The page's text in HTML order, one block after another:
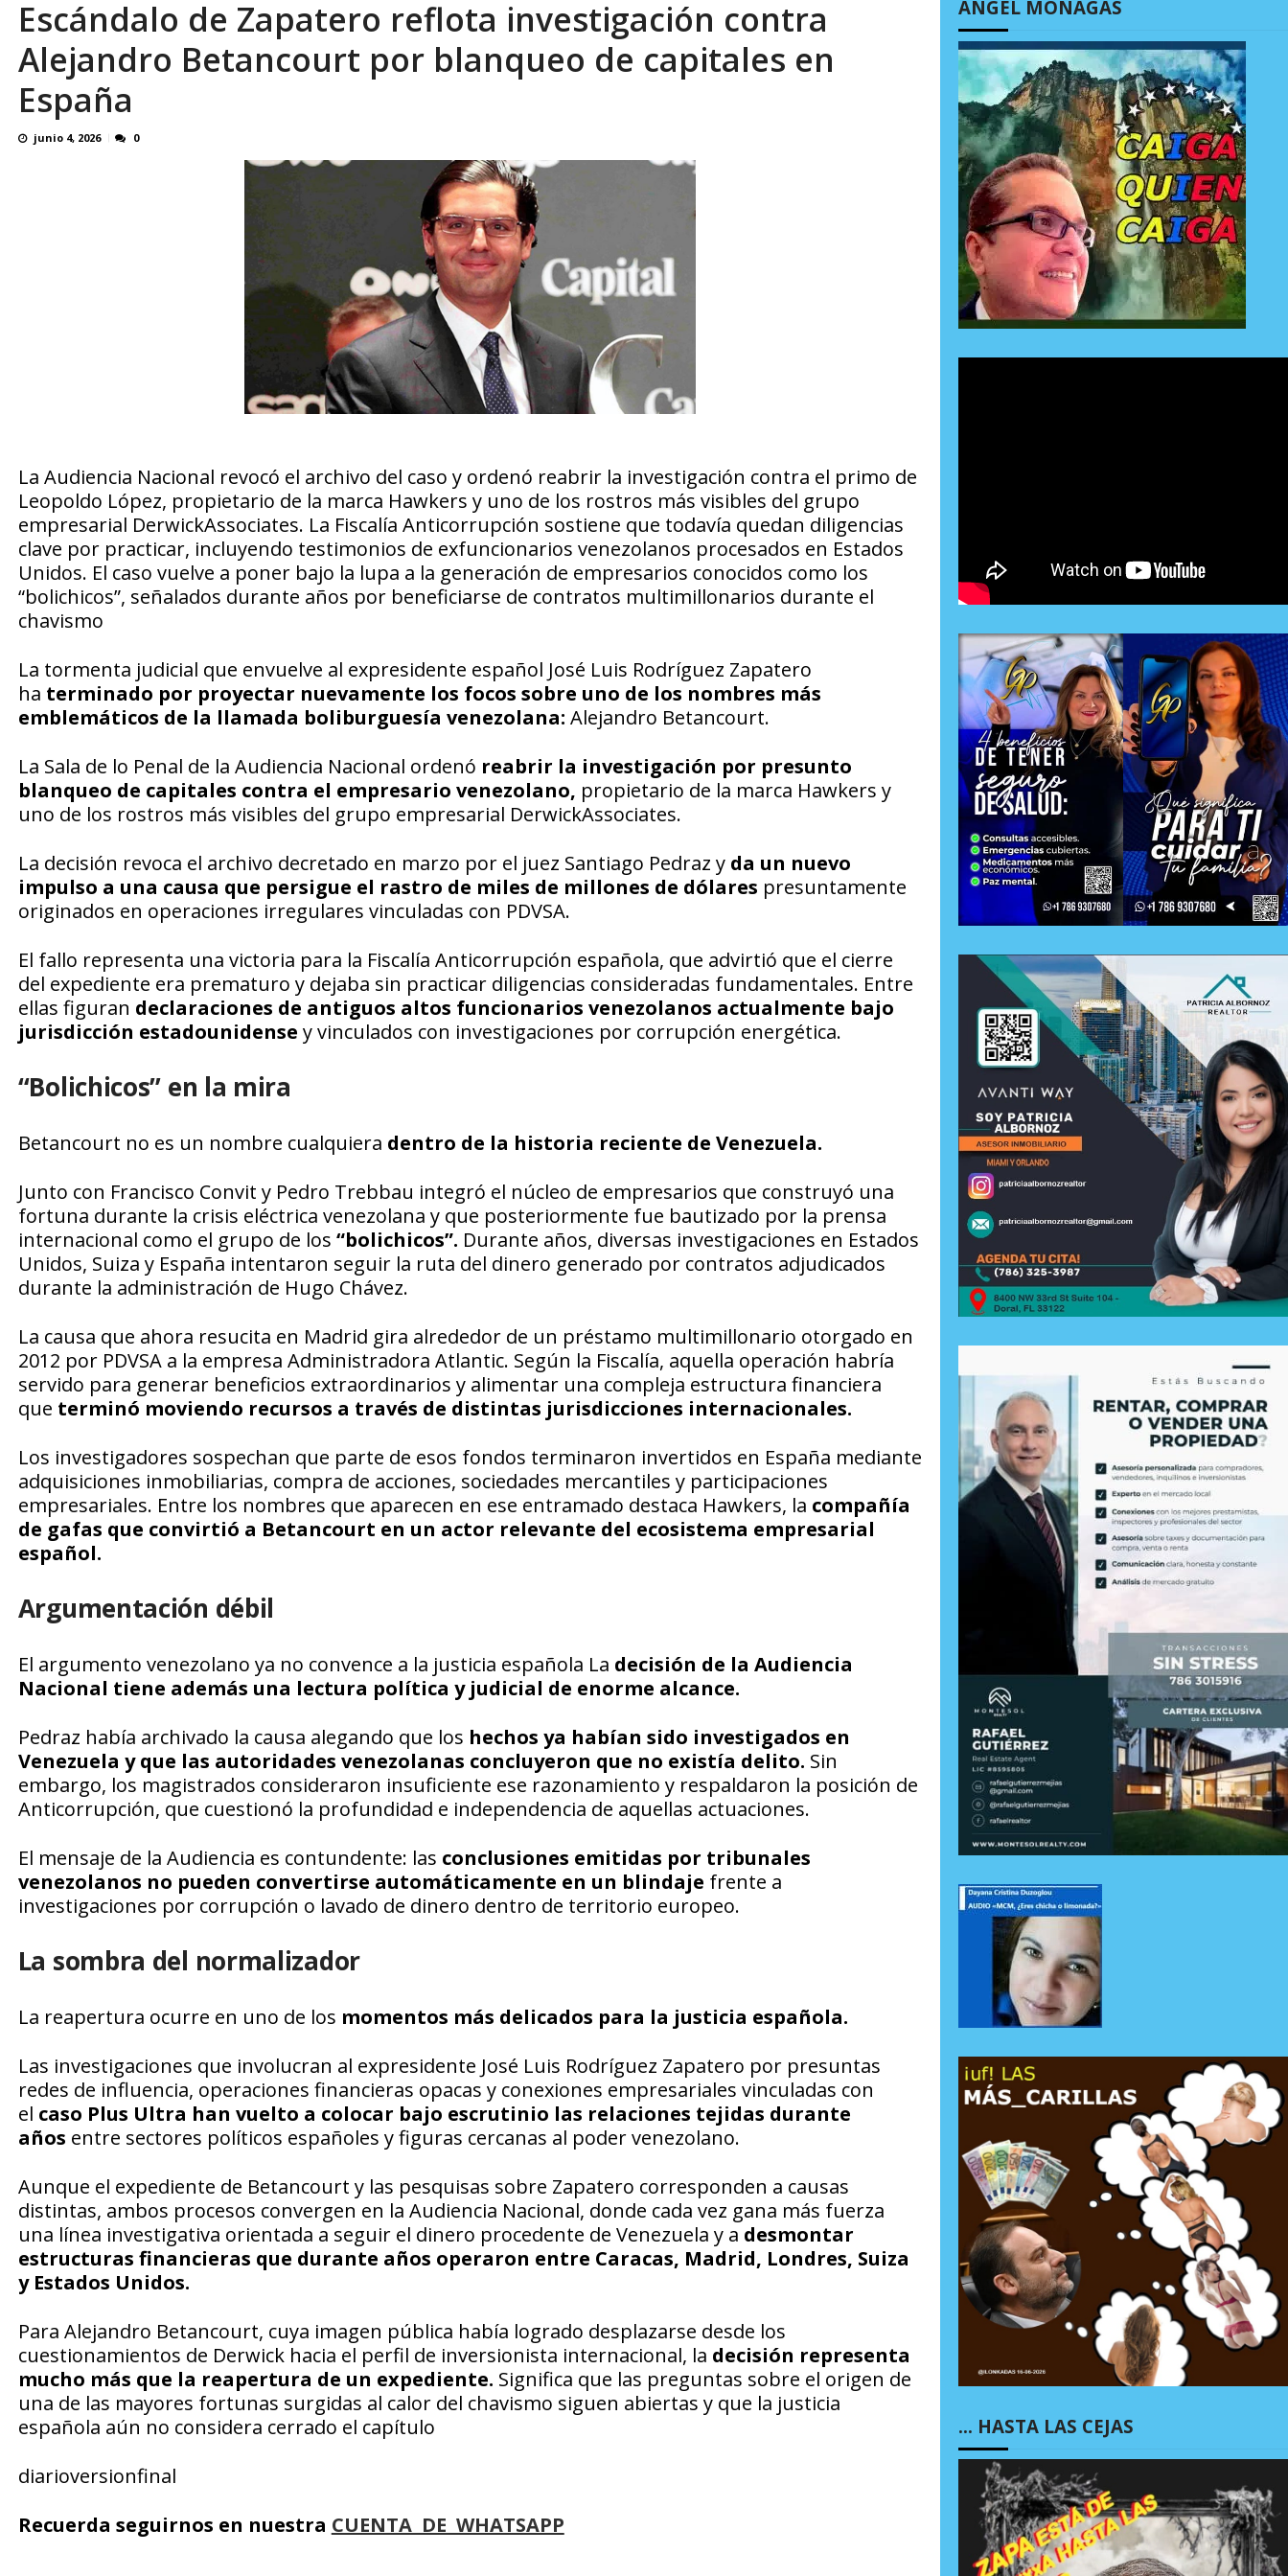
Reino Unido dejará millonaria donación médica en Venezuela tras finalizar su mis... AGOSTO 9, 2026
Escándalo de Zapatero reflota investigación contra
Alejandro Betancourt por blanqueo de capitales en
España
junio 4, 2026 0
La Audiencia Nacional revocó el archivo del caso y ordenó reabrir la investigación contra el primo de
Leopoldo López, propietario de la marca Hawkers y uno de los rostros más visibles del grupo
empresarial DerwickAssociates. La Fiscalía Anticorrupción sostiene que todavía quedan diligencias
clave por practicar, incluyendo testimonios de exfuncionarios venezolanos procesados en Estados
Unidos. El caso vuelve a poner bajo la lupa a la generación de empresarios conocidos como los
“bolichicos”, señalados durante años por beneficiarse de contratos multimillonarios durante el
chavismo
La tormenta judicial que envuelve al expresidente español José Luis Rodríguez Zapatero
ha terminado por proyectar nuevamente los focos sobre uno de los nombres más
emblemáticos de la llamada boliburguesía venezolana: Alejandro Betancourt.
La Sala de lo Penal de la Audiencia Nacional ordenó reabrir la investigación por presunto
blanqueo de capitales contra el empresario venezolano, propietario de la marca Hawkers y
uno de los rostros más visibles del grupo empresarial DerwickAssociates.
La decisión revoca el archivo decretado en marzo por el juez Santiago Pedraz y da un nuevo
impulso a una causa que persigue el rastro de miles de millones de dólares presuntamente
originados en operaciones irregulares vinculadas con PDVSA.
El fallo representa una victoria para la Fiscalía Anticorrupción española, que advirtió que el cierre
del expediente era prematuro y dejaba sin practicar diligencias consideradas fundamentales. Entre
ellas figuran declaraciones de antiguos altos funcionarios venezolanos actualmente bajo
jurisdicción estadounidense y vinculados con investigaciones por corrupción energética.
“Bolichicos” en la mira
Betancourt no es un nombre cualquiera dentro de la historia reciente de Venezuela.
Junto con Francisco Convit y Pedro Trebbau integró el núcleo de empresarios que construyó una
fortuna durante la crisis eléctrica venezolana y que posteriormente fue bautizado por la prensa
internacional como el grupo de los “bolichicos”. Durante años, diversas investigaciones en Estados
Unidos, Suiza y España intentaron seguir la ruta del dinero generado por contratos adjudicados
durante la administración de Hugo Chávez.
La causa que ahora resucita en Madrid gira alrededor de un préstamo multimillonario otorgado en
2012 por PDVSA a la empresa Administradora Atlantic. Según la Fiscalía, aquella operación habría
servido para generar beneficios extraordinarios y alimentar una compleja estructura financiera
que terminó moviendo recursos a través de distintas jurisdicciones internacionales.
Los investigadores sospechan que parte de esos fondos terminaron invertidos en España mediante
adquisiciones inmobiliarias, compra de acciones, sociedades mercantiles y participaciones
empresariales. Entre los nombres que aparecen en ese entramado destaca Hawkers, la compañía
de gafas que convirtió a Betancourt en un actor relevante del ecosistema empresarial
español.
Argumentación débil
El argumento venezolano ya no convence a la justicia española La decisión de la Audiencia
Nacional tiene además una lectura política y judicial de enorme alcance.
Pedraz había archivado la causa alegando que los hechos ya habían sido investigados en
Venezuela y que las autoridades venezolanas concluyeron que no existía delito. Sin
embargo, los magistrados consideraron insuficiente ese razonamiento y respaldaron la posición de
Anticorrupción, que cuestionó la profundidad e independencia de aquellas actuaciones.
El mensaje de la Audiencia es contundente: las conclusiones emitidas por tribunales
venezolanos no pueden convertirse automáticamente en un blindaje frente a
investigaciones por corrupción o lavado de dinero dentro de territorio europeo.
La sombra del normalizador
La reapertura ocurre en uno de los momentos más delicados para la justicia española.
Las investigaciones que involucran al expresidente José Luis Rodríguez Zapatero por presuntas
redes de influencia, operaciones financieras opacas y conexiones empresariales vinculadas con
el caso Plus Ultra han vuelto a colocar bajo escrutinio las relaciones tejidas durante
años entre sectores políticos españoles y figuras cercanas al poder venezolano.
Aunque el expediente de Betancourt y las pesquisas sobre Zapatero corresponden a causas
distintas, ambos procesos convergen en la Audiencia Nacional, donde cada vez gana más fuerza
una línea investigativa orientada a seguir el dinero procedente de Venezuela y a desmontar
estructuras financieras que durante años operaron entre Caracas, Madrid, Londres, Suiza
y Estados Unidos.
Para Alejandro Betancourt, cuya imagen pública había logrado desplazarse desde los
cuestionamientos de Derwick hacia el perfil de inversionista internacional, la decisión representa
mucho más que la reapertura de un expediente. Significa que las preguntas sobre el origen de
una de las mayores fortunas surgidas al calor del chavismo siguen abiertas y que la justicia
española aún no considera cerrado el capítulo
diarioversionfinal
Recuerda seguirnos en nuestra CUENTA DE WHATSAPP
ÁNGEL MONAGAS
… HASTA LAS CEJAS